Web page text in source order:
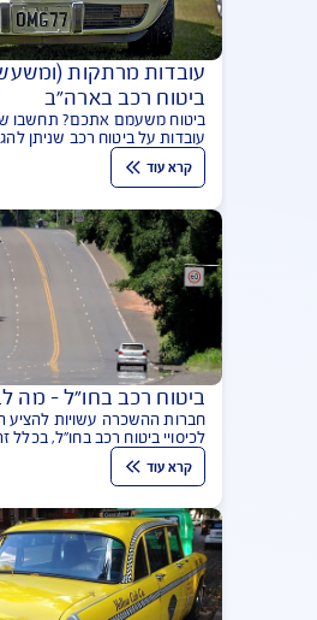
עובדות מרתקות
ביטוח רכב בארה"ב
ביטוח משעמם אתכם? תחשבו שוב.
עובדות על ביטוח רכב שניתן
כמרתקות אם לא משעשעות לגמרי.
התירוץ המוזר ביותר לנהיגה בלתי
ביטוח רכב בחו"ל – מה
חברות ההשכרה עשויות להציע